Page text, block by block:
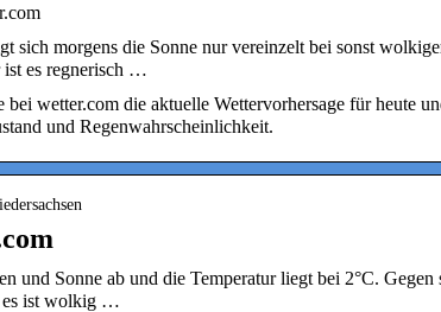
sich morgens die Sonne nur vereinzelt bei sonst
ist es regnerisch …
wetter.com die aktuelle Wettervorhersage für heute
und Regenwahrscheinlichkeit.
und Sonne ab und die Temperatur liegt bei 2°C. Gegen
es ist wolkig …